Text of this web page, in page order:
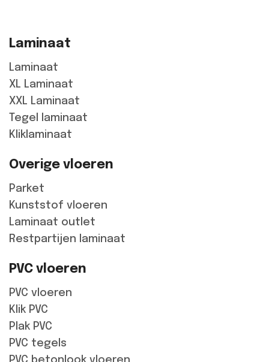
Laminaat
Laminaat
XL Laminaat
XXL Laminaat
Tegel laminaat
Kliklaminaat
Overige vloeren
Parket
Kunststof vloeren
Laminaat outlet
Restpartijen laminaat
PVC vloeren
PVC vloeren
Klik PVC
Plak PVC
PVC tegels